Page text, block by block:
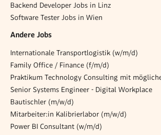
Backend Developer Jobs in Linz
Software Tester Jobs in Wien
Andere Jobs
Internationale Transportlogistik (w/m/d)
Family Office / Finance (f/m/d)
Praktikum Technology Consulting mit
Senior Systems Engineer - Digital Workplace
Bautischler (m/w/d)
Mitarbeiter:in Kalibrierlabor (m/w/d)
Power BI Consultant (w/m/d)